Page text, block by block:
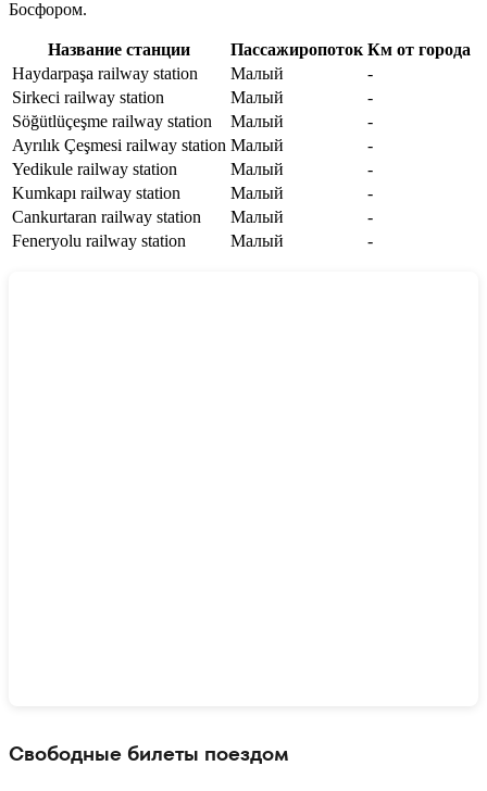
Босфором.
Название станции Пассажиропоток Км от города
Haydarpaşa railway station
Малый
-
Sirkeci railway station
Малый
-
Söğütlüçeşme railway station
Малый
-
Ayrılık Çeşmesi railway station Малый
-
Yedikule railway station
Малый
-
Kumkapı railway station
Малый
-
Cankurtaran railway station
Малый
-
Feneryolu railway station
Малый -
Свободные билеты поездом